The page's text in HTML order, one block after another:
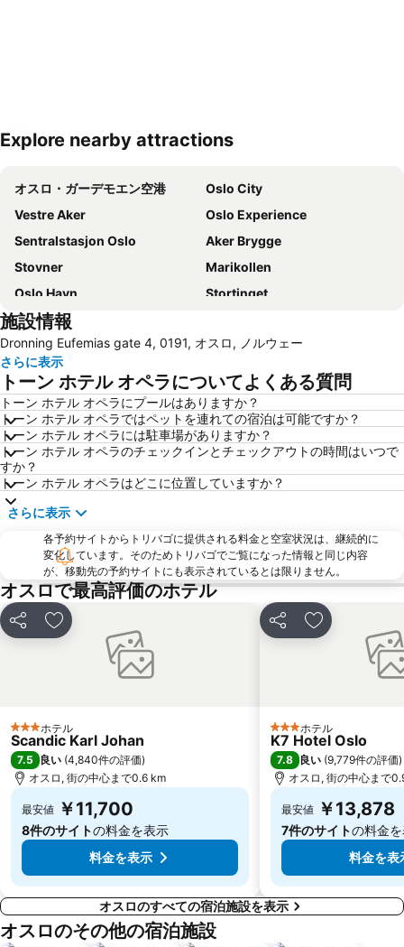
地図を拡大
Explore nearby attractions
オスロ・ガーデモエン空港
Oslo City
Vestre Aker
Oslo Experience
Sentralstasjon Oslo
Aker Brygge
Stovner
Marikollen
Oslo Havn
Stortinget
Vikersund Hoppsenter
施設情報
Dronning Eufemias gate 4, 0191, オスロ, ノルウェー
さらに表示
トーン ホテル オペラについてよくある質問
トーン ホテル オペラにプールはありますか？
トーン ホテル オペラではペットを連れての宿泊は可能ですか？
トーン ホテル オペラには駐車場がありますか？
トーン ホテル オペラのチェックインとチェックアウトの時間はいつで
すか？
トーン ホテル オペラはどこに位置していますか？
さらに表示
各予約サイトからトリバゴに提供される料金と空室状況は、継続的に
変化しています。そのためトリバゴでご覧になった情報と同じ内容
が、移動先の予約サイトにも表示されているとは限りません。
オスロで最高評価のホテル
シェア お気に入りに追加
3 ホテルのランク
ホテル
Scandic Karl Johan
7.5 良い (4,840件の評価)
オスロ, 街の中心まで0.6 km
最安値 ￥11,700
8件のサイトの料金を表示
料金を表示
シェア お気に入りに
3 ホテルのランク
ホテル
K7 Hotel Oslo
7.8 良い (9,779件の評価)
オスロ, 街の中心まで
最安値 ￥13,878
7件のサイトの料金
料金を表
オスロのすべての宿泊施設を表示
オスロのその他の宿泊施設